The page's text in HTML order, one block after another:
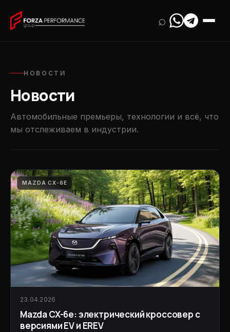
⌕
НОВОСТИ
Новости
Автомобильные премьеры, технологии и всё, что
мы отслеживаем в индустрии.
MAZDA CX-6E
23.04.2026
Mazda CX-6e: электрический кроссовер с
версиями EV и EREV